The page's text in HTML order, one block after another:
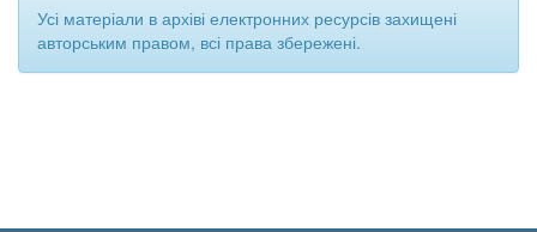
Усі матеріали в архіві електронних ресурсів захищені
авторським правом, всі права збережені.